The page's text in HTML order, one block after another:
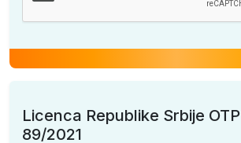
Licenca Republike Srbije OTP
89/2021